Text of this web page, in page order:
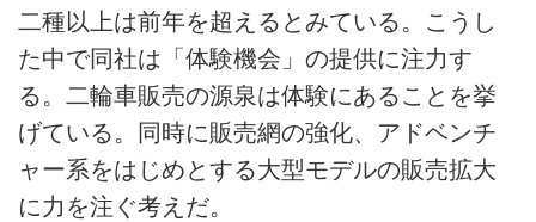
二種以上は前年を超えるとみている。こうし
た中で同社は「体験機会」の提供に注力す
る。二輪車販売の源泉は体験にあることを挙
げている。同時に販売網の強化、アドベンチ
ャー系をはじめとする大型モデルの販売拡大
に力を注ぐ考えだ。